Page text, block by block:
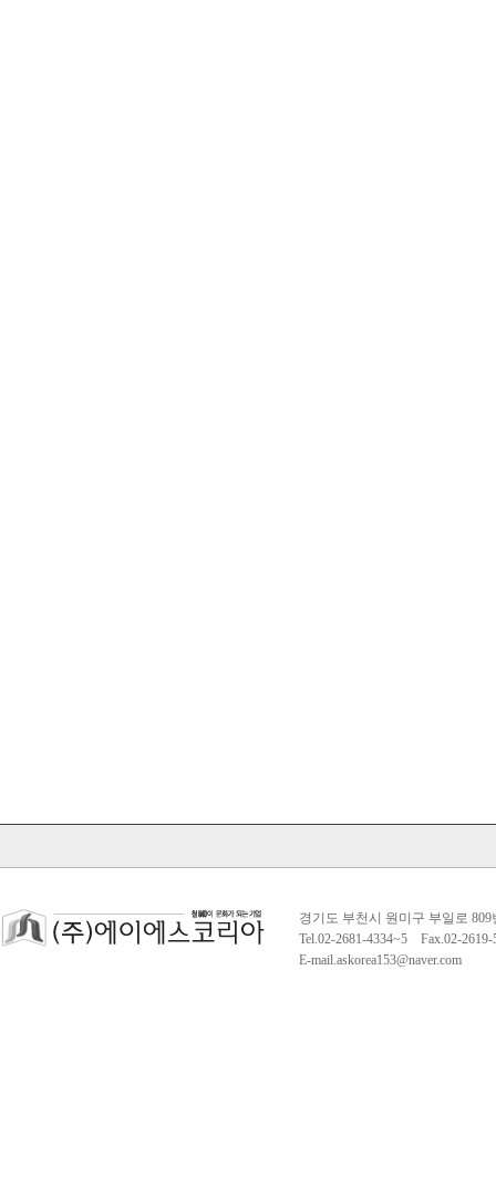
경기도 부천시 원미구 부일로
Tel.02-2681-4334~5 Fax.02-
E-mail.askorea153@naver.com